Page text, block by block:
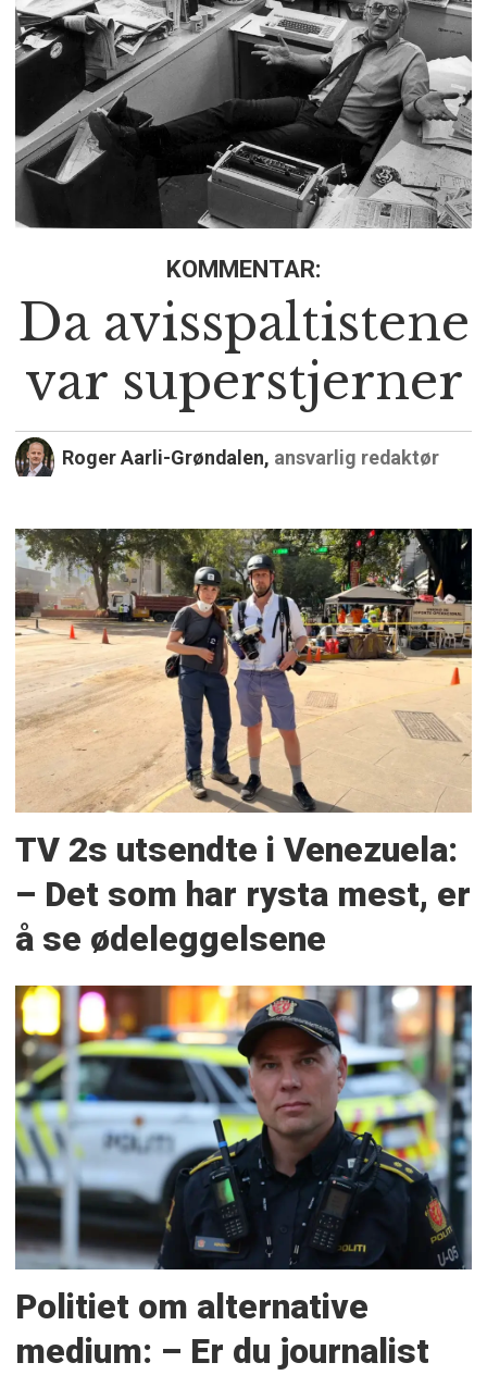
KOMMENTAR:
Da avisspaltistene
var superstjerner
Roger Aarli-Grøndalen, ansvarlig redaktør
TV 2s utsendte i Venezuela:
– Det som har rysta mest, er
å se ødeleggelsene
Politiet om alternative
medium: – Er du journalist